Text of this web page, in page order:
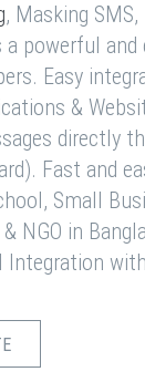
, Masking
powerful and
Easy
&
directly
Fast and
Small
NGO in
Integration